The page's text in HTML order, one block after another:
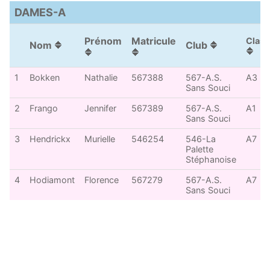
DAMES-A
Nom Prénom Matricule Club Class
1 Bokken Nathalie 567388
567-A.S.
Sans Souci
A3
2 Frango Jennifer 567389
567-A.S.
Sans Souci
A1
3 Hendrickx Murielle 546254
546-La
Palette
Stéphanoise
A7
4 Hodiamont Florence 567279
567-A.S.
Sans Souci
A7